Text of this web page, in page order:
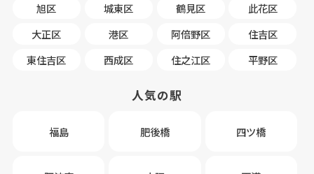
旭区
城東区 鶴見区
此花区
大正区
港区 阿倍野区
住吉区
東住吉区
西成区 住之江区 平野区
人気の駅
福島 肥後橋 四ツ橋